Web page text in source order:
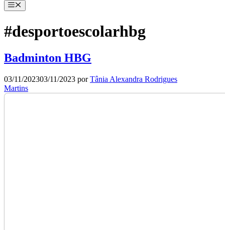
Menu
#desportoescolarhbg
Badminton HBG
03/11/202303/11/2023 porTânia Alexandra Rodrigues
Martins